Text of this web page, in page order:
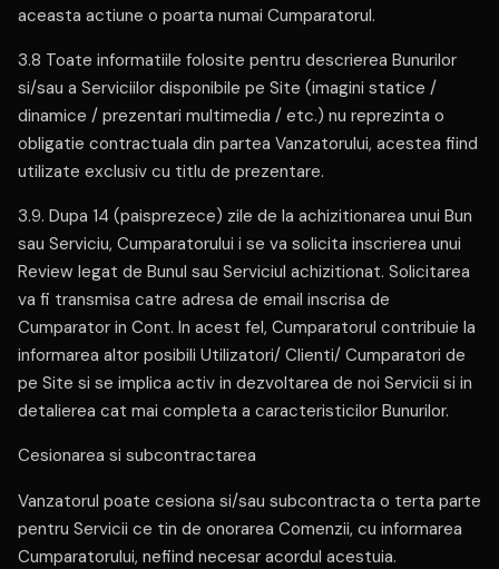
aceasta actiune o poarta numai Cumparatorul.
3.8 Toate informatiile folosite pentru descrierea Bunurilor
si/sau a Serviciilor disponibile pe Site (imagini statice /
dinamice / prezentari multimedia / etc.) nu reprezinta o
obligatie contractuala din partea Vanzatorului, acestea fiind
utilizate exclusiv cu titlu de prezentare.
3.9. Dupa 14 (paisprezece) zile de la achizitionarea unui Bun
sau Serviciu, Cumparatorului i se va solicita inscrierea unui
Review legat de Bunul sau Serviciul achizitionat. Solicitarea
va fi transmisa catre adresa de email inscrisa de
Cumparator in Cont. In acest fel, Cumparatorul contribuie la
informarea altor posibili Utilizatori/ Clienti/ Cumparatori de
pe Site si se implica activ in dezvoltarea de noi Servicii si in
detalierea cat mai completa a caracteristicilor Bunurilor.
Cesionarea si subcontractarea
Vanzatorul poate cesiona si/sau subcontracta o terta parte
pentru Servicii ce tin de onorarea Comenzii, cu informarea
Cumparatorului, nefiind necesar acordul acestuia.